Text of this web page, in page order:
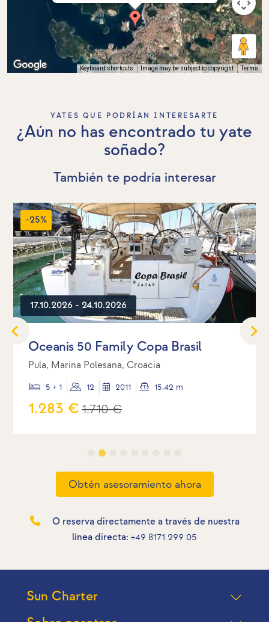
Keyboard shortcuts Image may be subject to copyright Terms
YATES QUE PODRÍAN INTERESARTE
¿Aún no has encontrado tu yate
soñado?
También te podría interesar
-25%
17.10.2026 - 24.10.2026
Oceanis 50 Family Copa Brasil
Pula, Marina Polesana, Croacia
5 + 1 12 2011 15.42 m
1.283 €1.710 €
Obtén asesoramiento ahora
O reserva directamente a través de nuestra
línea directa: +49 8171 299 05
Sun Charter